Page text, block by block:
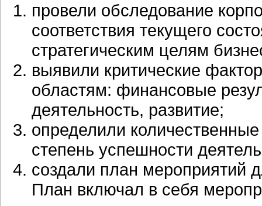
провели обследование
соответствия текущего
стратегическим целям
выявили критические
областям: финансовые
деятельность, развитие;
определили
степень успешности
создали план мероприятий
План включал в себя